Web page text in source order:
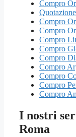
Compro
Compro
Compro
Compro
Compro
Compro
Compro
Compro
Compro
Compro
I nostri
Roma